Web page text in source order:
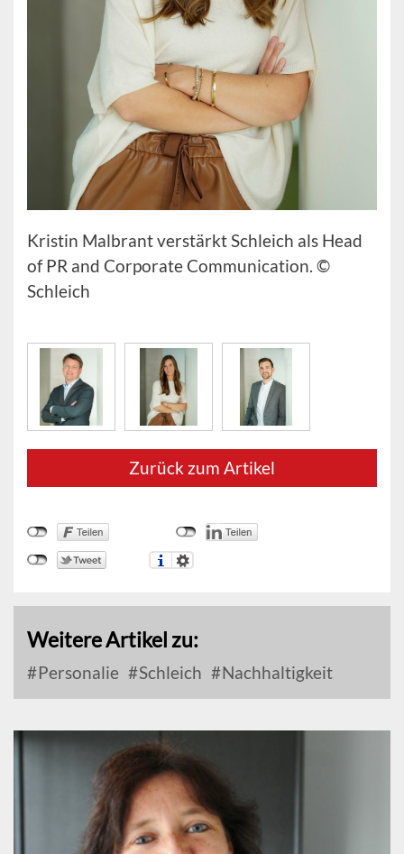
Kristin Malbrant verstärkt Schleich als Head
of PR and Corporate Communication. ©
Schleich
Zurück zum Artikel
Weitere Artikel zu:
Personalie Schleich Nachhaltigkeit